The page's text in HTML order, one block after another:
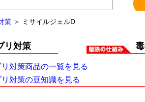
策 ＞ ミサイルジェルD
リ対策
リ対策商品の一覧を見る
リ対策の豆知識を見る